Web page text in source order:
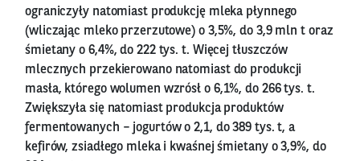
ograniczyły natomiast produkcję mleka płynnego
(wliczając mleko przerzutowe) o 3,5%, do 3,9 mln t oraz
śmietany o 6,4%, do 222 tys. t. Więcej tłuszczów
mlecznych przekierowano natomiast do produkcji
masła, którego wolumen wzrósł o 6,1%, do 266 tys. t.
Zwiększyła się natomiast produkcja produktów
fermentowanych – jogurtów o 2,1, do 389 tys. t, a
kefirów, zsiadłego mleka i kwaśnej śmietany o 3,9%, do